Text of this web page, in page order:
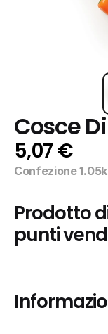
Cosce
5,07 €
Confezione
Prodotto
punti